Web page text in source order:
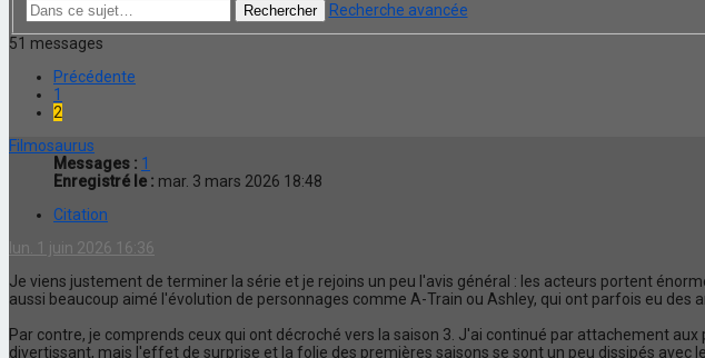
Rechercher
Recherche avancée
51 messages
Précédente
1
2
Filmosaurus
Messages : 1
Enregistré le : mar. 3 mars 2026 18:48
Citation
lun. 1 juin 2026 16:36
Je viens justement de terminer la série et je rejoins un peu l'avis général : les acteurs portent
aussi beaucoup aimé l'évolution de personnages comme A-Train ou Ashley, qui ont parfois eu des
Par contre, je comprends ceux qui ont décroché vers la saison 3. J'ai continué par attachement
divertissant, mais l'effet de surprise et la folie des premières saisons se sont un peu dissipés avec